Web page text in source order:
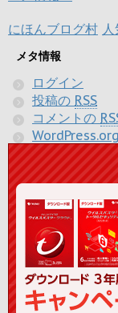
にほんブログ村
メタ情報
ログイン
投稿の RSS
コメントの
WordPress.org